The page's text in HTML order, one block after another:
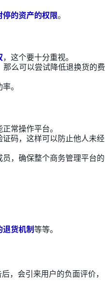
的资产的权限。
，这个要十分重视。
么可以尝试降低退换货的费
。
常操作平台。
码，这样可以防止他人未经
，确保整个商务管理平台的
货机制等等。
，会引来用户的负面评价，